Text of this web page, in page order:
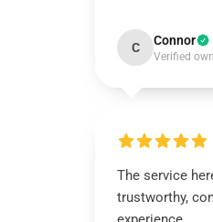
C Connor
Verified
The service
trustworthy,